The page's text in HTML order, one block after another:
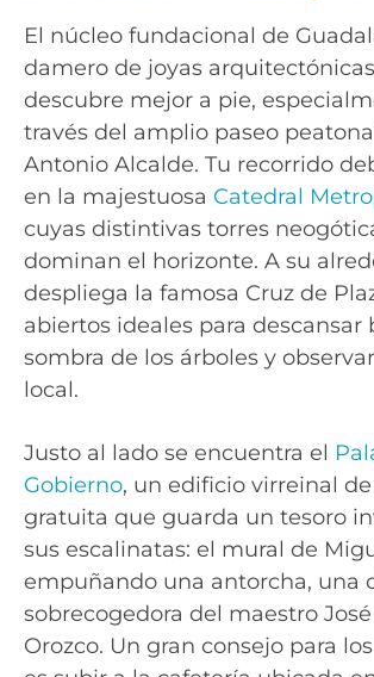
El núcleo fundacional de
damero de joyas
descubre mejor a pie,
través del amplio paseo
Antonio Alcalde. Tu recorrido
en la majestuosa Catedral
cuyas distintivas torres
dominan el horizonte. A su
despliega la famosa Cruz de
abiertos ideales para descansar
sombra de los árboles y
local.
Justo al lado se encuentra el
Gobierno, un edificio virreinal
gratuita que guarda un tesoro
sus escalinatas: el mural de
empuñando una antorcha, una
sobrecogedora del maestro
Orozco. Un gran consejo para